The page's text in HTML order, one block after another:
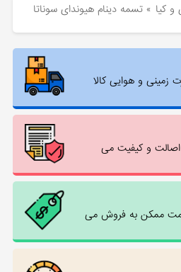
و کیا »تسمه دینام هیوندای سوناتا
زمینی و هوایی کالا
اصالت و کیفیت می
قیمت ممکن به فروش می